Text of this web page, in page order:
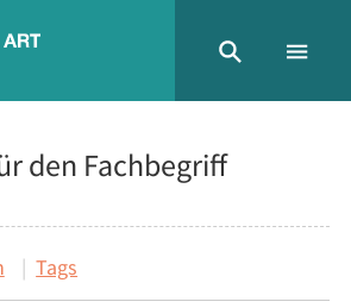
den Fachbegriff
Tags